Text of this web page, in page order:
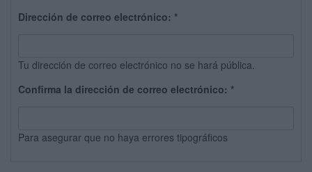
Dirección de correo electrónico: *
Tu dirección de correo electrónico no se hará pública.
Confirma la dirección de correo electrónico: *
Para asegurar que no haya errores tipográficos